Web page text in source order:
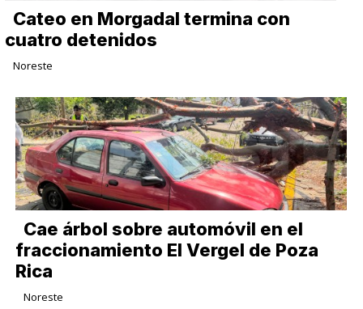
Cateo en Morgadal termina con
cuatro detenidos
Noreste
Cae árbol sobre automóvil en el
fraccionamiento El Vergel de Poza
Rica
Noreste